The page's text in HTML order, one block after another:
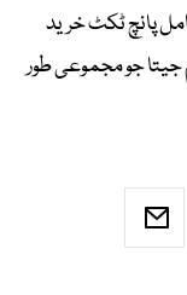
پانچ ٹکٹ خرید
نے 2600 ڈالر کا انعام جیتا جو مجموعی طور